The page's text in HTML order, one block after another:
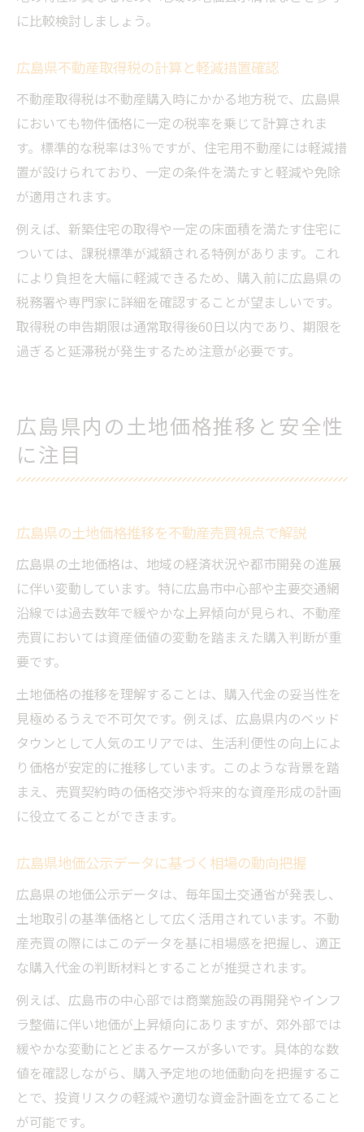
に比較検討しましょう。
広島県不動産取得税の計算と軽減措置確認
不動産取得税は不動産購入時にかかる地方税で、広島県
においても物件価格に一定の税率を乗じて計算されま
す。標準的な税率は3％ですが、住宅用不動産には軽減措
置が設けられており、一定の条件を満たすと軽減や免除
が適用されます。
例えば、新築住宅の取得や一定の床面積を満たす住宅に
ついては、課税標準が減額される特例があります。これ
により負担を大幅に軽減できるため、購入前に広島県の
税務署や専門家に詳細を確認することが望ましいです。
取得税の申告期限は通常取得後60日以内であり、期限を
過ぎると延滞税が発生するため注意が必要です。
広島県内の土地価格推移と安全性
に注目
広島県の土地価格推移を不動産売買視点で解説
広島県の土地価格は、地域の経済状況や都市開発の進展
に伴い変動しています。特に広島市中心部や主要交通網
沿線では過去数年で緩やかな上昇傾向が見られ、不動産
売買においては資産価値の変動を踏まえた購入判断が重
要です。
土地価格の推移を理解することは、購入代金の妥当性を
見極めるうえで不可欠です。例えば、広島県内のベッド
タウンとして人気のエリアでは、生活利便性の向上によ
り価格が安定的に推移しています。このような背景を踏
まえ、売買契約時の価格交渉や将来的な資産形成の計画
に役立てることができます。
広島県地価公示データに基づく相場の動向把握
広島県の地価公示データは、毎年国土交通省が発表し、
土地取引の基準価格として広く活用されています。不動
産売買の際にはこのデータを基に相場感を把握し、適正
な購入代金の判断材料とすることが推奨されます。
例えば、広島市の中心部では商業施設の再開発やインフ
ラ整備に伴い地価が上昇傾向にありますが、郊外部では
緩やかな変動にとどまるケースが多いです。具体的な数
値を確認しながら、購入予定地の地価動向を把握するこ
とで、投資リスクの軽減や適切な資金計画を立てること
が可能です。